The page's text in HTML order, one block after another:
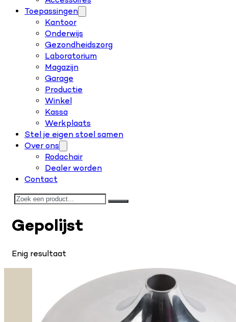
Toepassingen
Kantoor
Onderwijs
Gezondheidszorg
Laboratorium
Magazijn
Garage
Productie
Winkel
Kassa
Werkplaats
Stel je eigen stoel samen
Over ons
Rodachair
Dealer worden
Contact
Zoeken
Gepolijst
Enig resultaat